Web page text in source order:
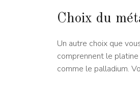
Choix du
Un autre choix que
comprennent le
comme le palladium.